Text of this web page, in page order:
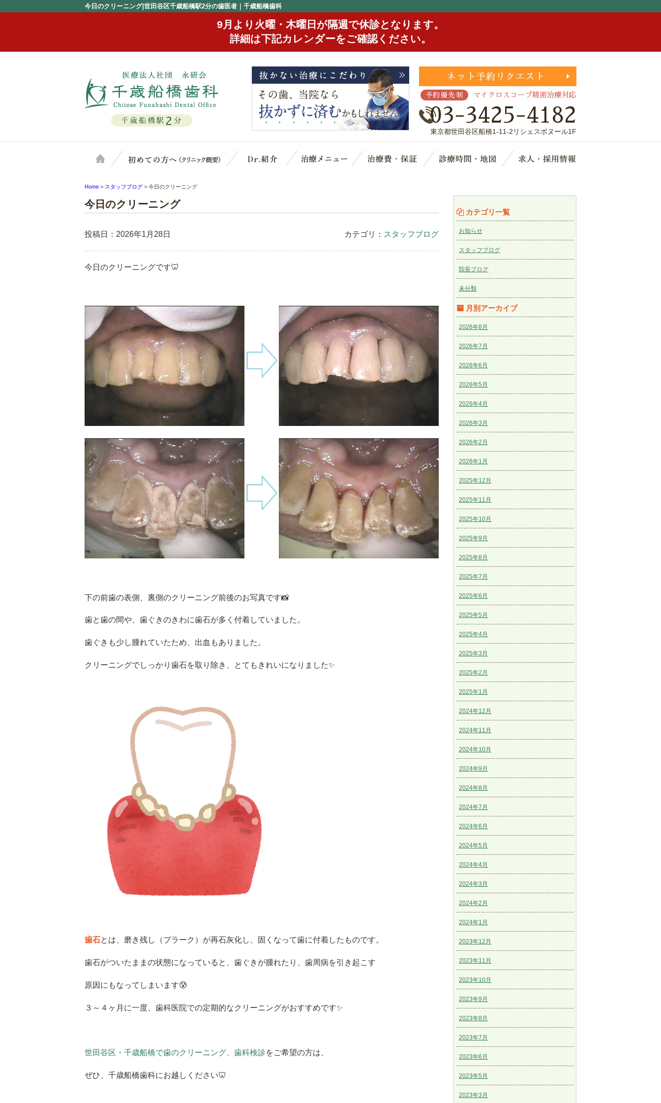
今日のクリーニング|世田谷区千歳船橋駅2分の歯医者｜千歳船橋歯科
9月より火曜・木曜日が隔週で休診となります。
詳細は下記カレンダーをご確認ください。
千歳船橋駅 2 分
予約優先制 マイクロスコープ精密治療対応
03-3425-4182
東京都世田谷区船橋1-11-2リシェスボヌール1F
ホーム クリニック概要(初めての方へ)
スタッフ紹介 治療メニュー 治療費・保証 診療時間・地図
Home > スタッフブログ > 今日のクリーニング
今日のクリーニング
投稿日：2026年1月28日 カテゴリ： スタッフブログ
今日のクリーニングです🦷
下の前歯の表側、裏側のクリーニング前後のお写真です📸
歯と歯の間や、歯ぐきのきわに歯石が多く付着していました。
歯ぐきも少し腫れていたため、出血もありました。
クリーニングでしっかり歯石を取り除き、とてもきれいになりました✨
歯石とは、磨き残し（プラーク）が再石灰化し、固くなって歯に付着したものです。
歯石がついたままの状態になっていると、歯ぐきが腫れたり、歯周病を引き起こす
原因にもなってしまいます😰
３～４ヶ月に一度、歯科医院での定期的なクリーニングがおすすめです✨
世田谷区・千歳船橋で歯のクリーニング、歯科検診をご希望の方は、
ぜひ、千歳船橋歯科にお越しください🦷
カテゴリ一覧
お知らせ
スタッフブログ
院長ブログ
未分類
月別アーカイブ
2026年8月
2026年7月
2026年6月
2026年5月
2026年4月
2026年3月
2026年2月
2026年1月
2025年12月
2025年11月
2025年10月
2025年9月
2025年8月
2025年7月
2025年6月
2025年5月
2025年4月
2025年3月
2025年2月
2025年1月
2024年12月
2024年11月
2024年10月
2024年9月
2024年8月
2024年7月
2024年6月
2024年5月
2024年4月
2024年3月
2024年2月
2024年1月
2023年12月
2023年11月
2023年10月
2023年9月
2023年8月
2023年7月
2023年6月
2023年5月
2023年3月